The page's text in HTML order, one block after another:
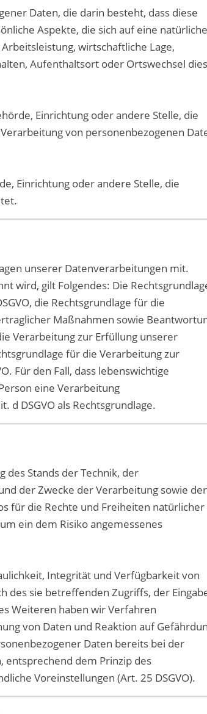
Daten, die darin besteht, dass diese
Aspekte, die sich auf eine natürliche
wirtschaftliche Lage,
Aufenthaltsort oder Ortswechsel
Einrichtung oder andere Stelle, die
von personenbezogenen
Einrichtung oder andere Stelle, die
unserer Datenverarbeitungen mit.
wird, gilt Folgendes: Die
die Rechtsgrundlage für die
Maßnahmen sowie
Verarbeitung zur Erfüllung unserer
für die Verarbeitung zur
Für den Fall, dass lebenswichtige
eine Verarbeitung
d DSGVO als Rechtsgrundlage.
des Stands der Technik, der
der Zwecke der Verarbeitung sowie der
für die Rechte und Freiheiten natürlicher
ein dem Risiko angemessenes
Integrität und Verfügbarkeit von
des sie betreffenden Zugriffs, der
Weiteren haben wir Verfahren
von Daten und Reaktion auf
Daten bereits bei der
entsprechend dem Prinzip des
Voreinstellungen (Art. 25 DSGVO).